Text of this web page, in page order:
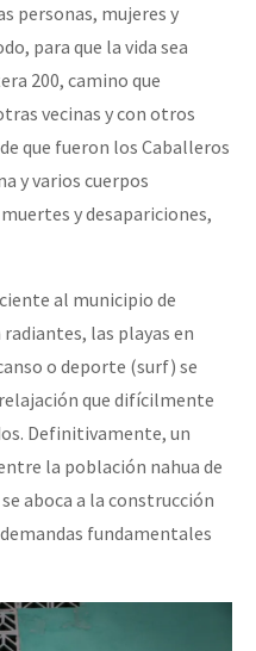
personas, mujeres y
para que la vida sea
200, camino que
vecinas y con otros
que fueron los Caballeros
y varios cuerpos
y desapariciones,
al municipio de
las playas en
o deporte (surf) se
que difícilmente
Definitivamente, un
la población nahua de
aboca a la construcción
fundamentales